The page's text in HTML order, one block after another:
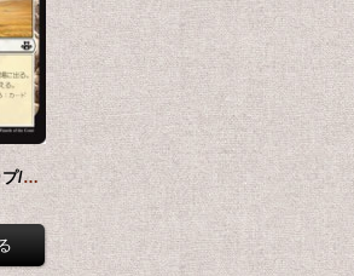
隔離されたステップ/Secluded Steppe 【日本語版】 [EVK-土地C]